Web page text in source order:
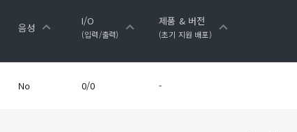
음성 I/O
(입력/출력)
제품 & 버전
(초기 지원 배포)
No 0/0 -